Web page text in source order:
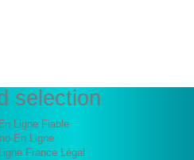
selection
Ligne Fiable
En Ligne
France Légal